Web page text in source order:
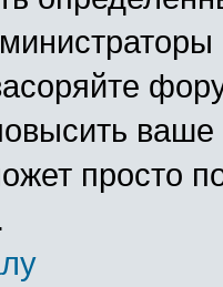
просто